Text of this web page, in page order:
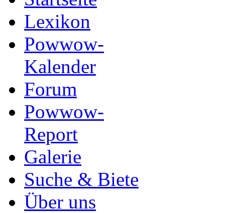
Lexikon
Powwow-
Kalender
Forum
Powwow-
Report
Galerie
Suche & Biete
Über uns